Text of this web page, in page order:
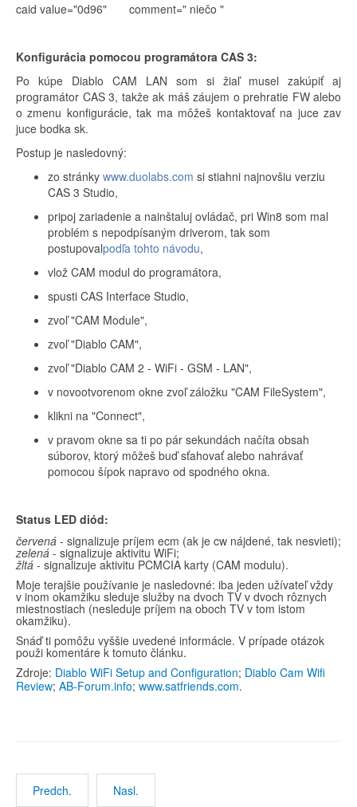
caid value="0d96" comment=" niečo "
Konfigurácia pomocou programátora CAS 3:
Po kúpe Diablo CAM LAN som si žiaľ musel zakúpiť aj
programátor CAS 3, takže ak máš záujem o prehratie FW alebo
o zmenu konfigurácie, tak ma môžeš kontaktovať na juce zav
juce bodka sk.
Postup je nasledovný:
zo stránky www.duolabs.com si stiahni najnovšiu verziu
CAS 3 Studio,
pripoj zariadenie a nainštaluj ovládač, pri Win8 som mal
problém s nepodpísaným driverom, tak som
postupovalpodľa tohto návodu,
vlož CAM modul do programátora,
spusti CAS Interface Studio,
zvoľ "CAM Module",
zvoľ "Diablo CAM",
zvoľ "Diablo CAM 2 - WiFi - GSM - LAN",
v novootvorenom okne zvoľ záložku "CAM FileSystem",
klikni na "Connect",
v pravom okne sa ti po pár sekundách načíta obsah
súborov, ktorý môžeš buď sťahovať alebo nahrávať
pomocou šípok napravo od spodného okna.
Status LED diód:
červená - signalizuje príjem ecm (ak je cw nájdené, tak nesvieti);
zelená - signalizuje aktivitu WiFi;
žltá - signalizuje aktivitu PCMCIA karty (CAM modulu).
Moje terajšie používanie je nasledovné: iba jeden užívateľ vždy
v inom okamžiku sleduje služby na dvoch TV v dvoch rôznych
miestnostiach (nesleduje príjem na oboch TV v tom istom
okamžiku).
Snáď ti pomôžu vyššie uvedené informácie. V prípade otázok
použi komentáre k tomuto článku.
Zdroje: Diablo WiFi Setup and Configuration; Diablo Cam Wifi
Review; AB-Forum.info; www.satfriends.com.
Predch. Nasl.